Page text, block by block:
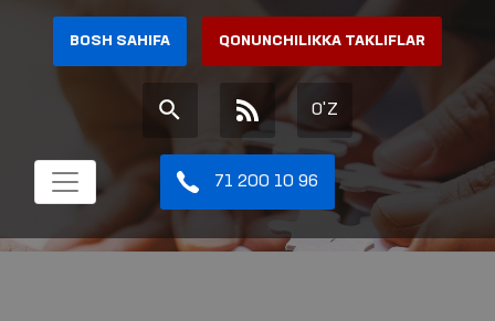
BOSH SAHIFA QONUNCHILIKKA TAKLIFLAR
O'Z
71 200 10 96